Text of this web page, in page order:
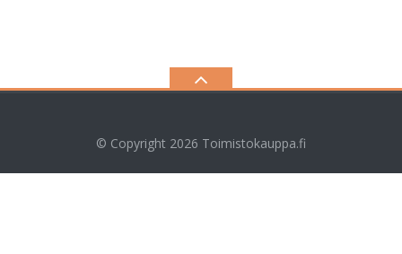
© Copyright 2026 Toimistokauppa.fi